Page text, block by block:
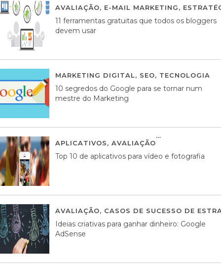
AVALIAÇÃO, E-MAIL MARKETING,
11 ferramentas gratuitas que todos os bloggers
devem usar
MARKETING DIGITAL, SEO, TECNOLOGIA
10 segredos do Google para se tornar num
mestre do Marketing
APLICATIVOS, AVALIAÇÃO
Top 10 de aplicativos para vídeo e fotografia
AVALIAÇÃO, CASOS DE SUCESSO DE
Ideias criativas para ganhar dinheiro: Google
AdSense